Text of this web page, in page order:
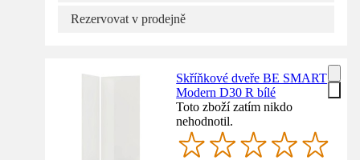
Rezervovat v prodejně
Skříňkové dveře BE SMART
Modern D30 R bílé
Toto zboží zatím nikdo
nehodnotil.